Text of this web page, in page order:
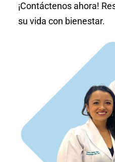
¡Contáctenos ahora!
su vida con bienestar.